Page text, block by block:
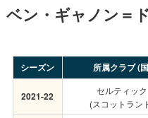
ベン・ギャノン＝
シーズン 所属クラブ (
2021-22
セルティック
(スコットラン